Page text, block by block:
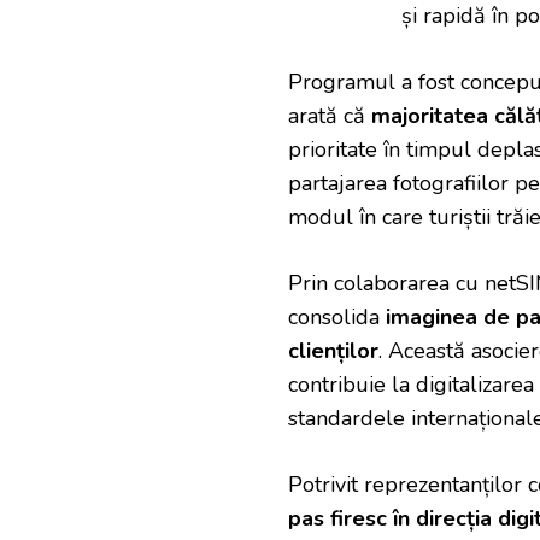
și rapidă în
Programul a fost
arată că majoritatea
prioritate în timpul
partajarea fotografiilor
modul în care turiștii
Prin colaborarea cu
consolida imaginea de
clienților. Această
contribuie la
standardele
Potrivit reprezentanților
pas firesc în direcția